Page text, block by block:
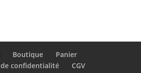
Boutique
Panier
confidentialité
CGV